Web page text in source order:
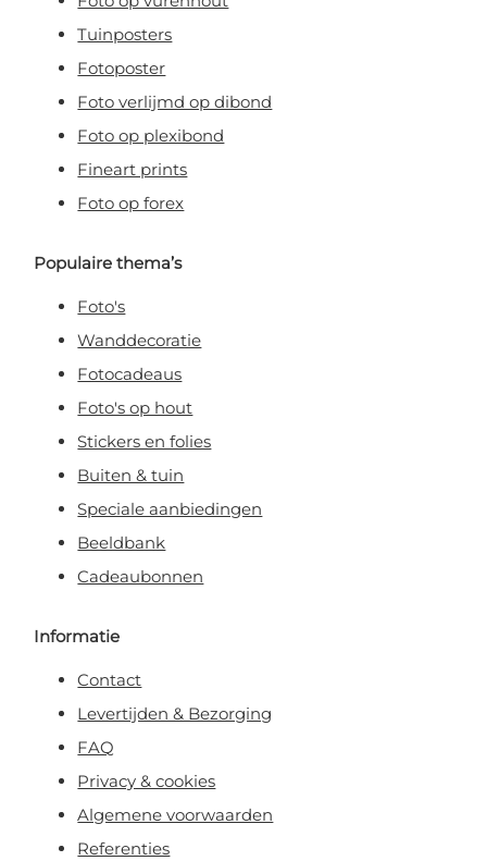
Tuinposters
Fotoposter
Foto verlijmd op dibond
Foto op plexibond
Fineart prints
Foto op forex
Populaire thema’s
Foto's
Wanddecoratie
Fotocadeaus
Foto's op hout
Stickers en folies
Buiten & tuin
Speciale aanbiedingen
Beeldbank
Cadeaubonnen
Informatie
Contact
Levertijden & Bezorging
FAQ
Privacy & cookies
Algemene voorwaarden
Referenties